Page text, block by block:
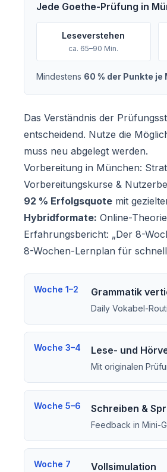
Jede Goethe-Prüfung in
Leseverstehen
ca. 65–90 Min.
Mindestens 60 % der Punkte je
Das Verständnis der
entscheidend. Nutze die
muss neu abgelegt werden.
Vorbereitung in München:
Vorbereitungskurse &
92 % Erfolgsquote mit
Hybridformate: Online-
Erfahrungsbericht: „Der 8-
8-Wochen-Lernplan für
Woche 1–2 Grammatik
Daily Vokabel-
Woche 3–4 Lese- und
Mit originalen
Woche 5–6 Schreiben &
Feedback in Mini-
Woche 7 Vollsimulation